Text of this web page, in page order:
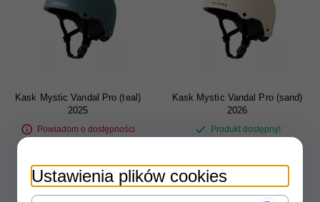
Kask Mystic Vandal Pro (teal)
2025
Powiadom o dostępności
Kask Mystic Vandal Pro (sand)
2026
Produkt dostępny!
Ustawienia plików cookies